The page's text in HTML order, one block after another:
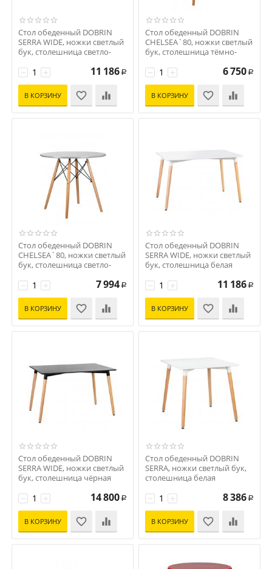
Стол обеденный DOBRIN
SERRA WIDE, ножки светлый
бук, столешница светло-
Код: D0000000000000010394
+
− 11 186 Р
В КОРЗИНУ
Стол обеденный DOBRIN
CHELSEA`80, ножки светлый
бук, столешница тёмно-
Код: D0000000000000004228
+
− 6 750 Р
В КОРЗИНУ
Стол обеденный DOBRIN
CHELSEA`80, ножки светлый
бук, столешница светло-
Код: D0000000000000006158
+
− 7 994 Р
В КОРЗИНУ
Стол обеденный DOBRIN
SERRA WIDE, ножки светлый
бук, столешница белая
+
− 11 186 Р
В КОРЗИНУ
Стол обеденный DOBRIN
SERRA WIDE, ножки светлый
бук, столешница чёрная
+
− 14 800 Р
В КОРЗИНУ
Стол обеденный DOBRIN
SERRA, ножки светлый бук,
столешница белая
+
− 8 386 Р
В КОРЗИНУ